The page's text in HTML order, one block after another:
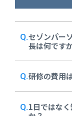
セゾンパー
長は何です
研修の費用
1日ではな